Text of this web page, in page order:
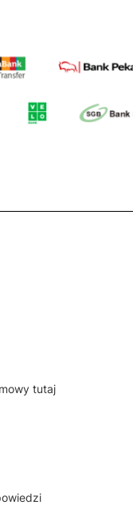
tutaj